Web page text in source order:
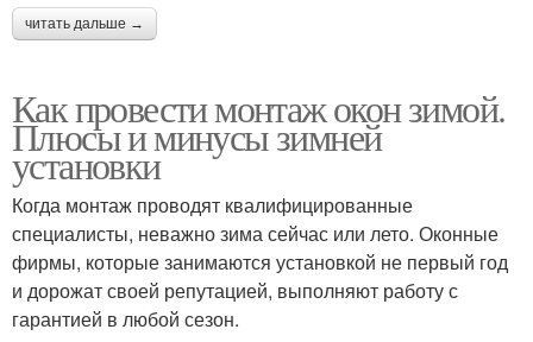
читать дальше →
Как провести монтаж окон зимой.
Плюсы и минусы зимней
установки
Когда монтаж проводят квалифицированные
специалисты, неважно зима сейчас или лето. Оконные
фирмы, которые занимаются установкой не первый год
и дорожат своей репутацией, выполняют работу с
гарантией в любой сезон.